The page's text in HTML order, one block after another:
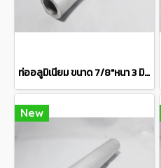
ท่ออลูมิเนียม ขนาด 7/8"หนา 3 มิล เกรด 6063 Aluminum pipe แบ่งขายความยาว 10 เซนติเมตร
New